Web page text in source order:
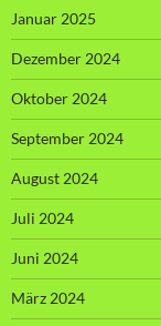
Januar 2025
Dezember 2024
Oktober 2024
September 2024
August 2024
Juli 2024
Juni 2024
März 2024